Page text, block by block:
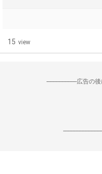
15 view
--------------------広告の